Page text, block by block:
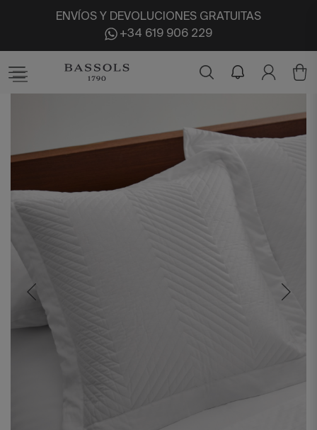
ENVÍOS Y DEVOLUCIONES GRATUITAS
+34 619 906 229